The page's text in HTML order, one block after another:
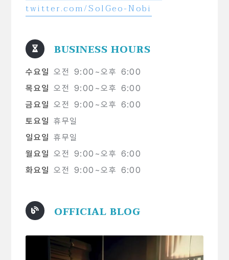
twitter.com/SolGeo-Nobi
BUSINESS HOURS
수요일 오전 9:00~오후 6:00
목요일 오전 9:00~오후 6:00
금요일 오전 9:00~오후 6:00
토요일 휴무일
일요일 휴무일
월요일 오전 9:00~오후 6:00
화요일 오전 9:00~오후 6:00
OFFICIAL BLOG